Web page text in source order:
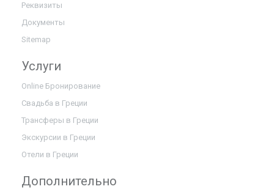
Реквизиты
Документы
Sitemap
Услуги
Online Бронирование
Свадьба в Греции
Трансферы в Греции
Экскурсии в Греции
Отели в Греции
Дополнительно